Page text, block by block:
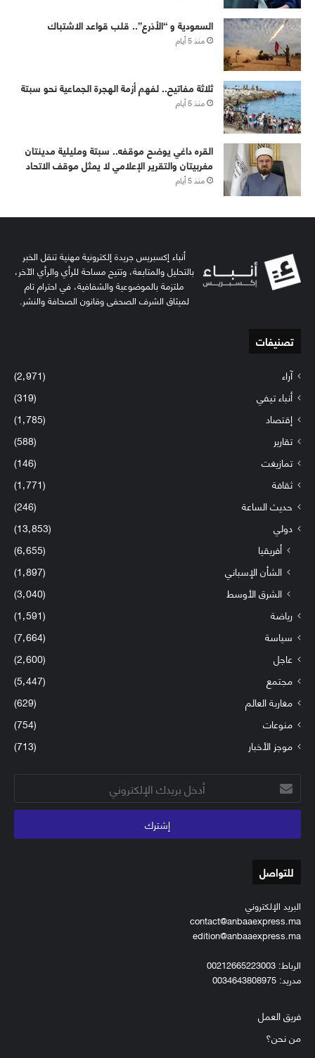
‏⁧‫السعودية‬⁩ و “الأذرع”.. قلب قواعد الاشتباك
منذ 5 أيام
ثلاثة مفاتيح.. لفهم أزمة الهجرة الجماعية نحو سبتة
منذ 5 أيام
القره داغي يوضح موقفه.. سبتة ومليلية مدينتان
مغربيتان والتقرير الإعلامي لا يمثل موقف الاتحاد
منذ 5 أيام
أنباء إكسبريس جريدة إلكترونية مهنية تنقل الخبر
بالتحليل والمتابعة، وتتيح مساحة للرأي والرأي الآخر،
ملتزمة بالموضوعية والشفافية، في احترام تام
لميثاق الشرف الصحفي وقانون الصحافة والنشر.
تصنيفات
آراء
(2٬971)
أنباء تيفي
(319)
إقتصاد
(1٬785)
تقارير
(588)
تمازيغت
(146)
ثقافة
(1٬771)
حديث الساعة
(246)
دولي
(13٬853)
أفريقيا
(6٬655)
الشأن الإسباني
(1٬897)
الشرق الأوسط
(3٬040)
رياضة
(1٬591)
سياسة
(7٬664)
عاجل
(2٬600)
مجتمع
(5٬447)
مغاربة العالم
(629)
منوعات
(754)
موجز الأخبار
(713)
أدخل
بريدك
الإلكتروني
للتواصل
البريد الإلكتروني
contact@anbaaexpress.ma
edition@anbaaexpress.ma
الرباط: 00212665223003
مدريد: 0034643808975
فريق العمل
من نحن؟